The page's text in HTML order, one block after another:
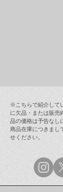
ラムフ
のご案内
※こちらで紹介して
に欠品・または販売
品の価格は予告なし
商品在庫につきまし
せください。